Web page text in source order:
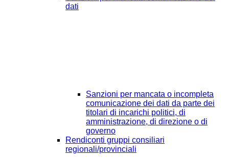
dati
Sanzioni per mancata o incompleta
comunicazione dei dati da parte dei
titolari di incarichi politici, di
amministrazione, di direzione o di
governo
Rendiconti gruppi consiliari
regionali/provinciali